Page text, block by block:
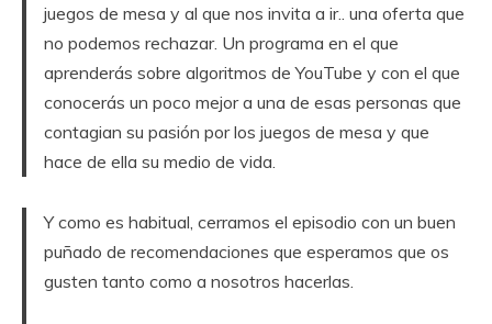
juegos de mesa y al que nos invita a ir.. una oferta que
no podemos rechazar. Un programa en el que
aprenderás sobre algoritmos de YouTube y con el que
conocerás un poco mejor a una de esas personas que
contagian su pasión por los juegos de mesa y que
hace de ella su medio de vida.
Y como es habitual, cerramos el episodio con un buen
puñado de recomendaciones que esperamos que os
gusten tanto como a nosotros hacerlas.